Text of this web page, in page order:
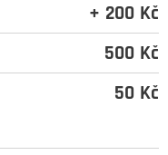
+ 200 Kč
500 Kč
50 Kč